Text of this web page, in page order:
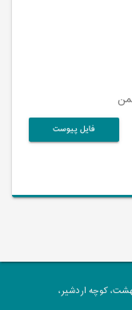
فایل پیوست
کوچه اردشیر،